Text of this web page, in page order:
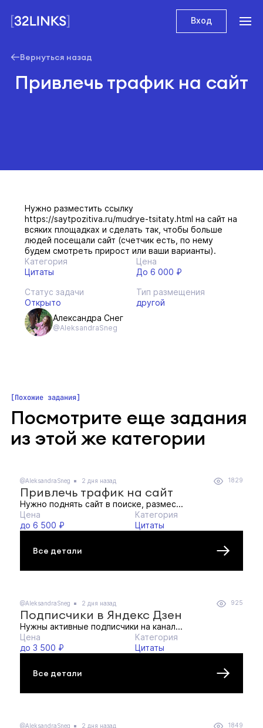
Вход
Вернуться назад
Привлечь трафик на сайт
Нужно разместить ссылку
https://saytpozitiva.ru/mudrye-tsitaty.html на сайт на
всяких площадках и сделать так, чтобы больше
людей посещали сайт (счетчик есть, по нему
будем смотреть прирост или ваши варианты).
Категория
Цитаты
Цена
До 6 000 ₽
Статус задачи
Открыто
Тип размещения
другой
Александра Снег
@AleksandraSneg
Похожие задания
Посмотрите еще задания
из этой же категории
@AleksandraSneg 2 дня назад 1829
Привлечь трафик на сайт
Нужно поднять сайт в поиске, размес...
Цена
до 6 500 ₽
Категория
Цитаты
Все детали
@AleksandraSneg 2 дня назад 925
Подписчики в Яндекс Дзен
Нужны активные подписчики на канал...
Цена
до 3 500 ₽
Категория
Цитаты
Все детали
@AleksandraSneg 2 дня назад 1849